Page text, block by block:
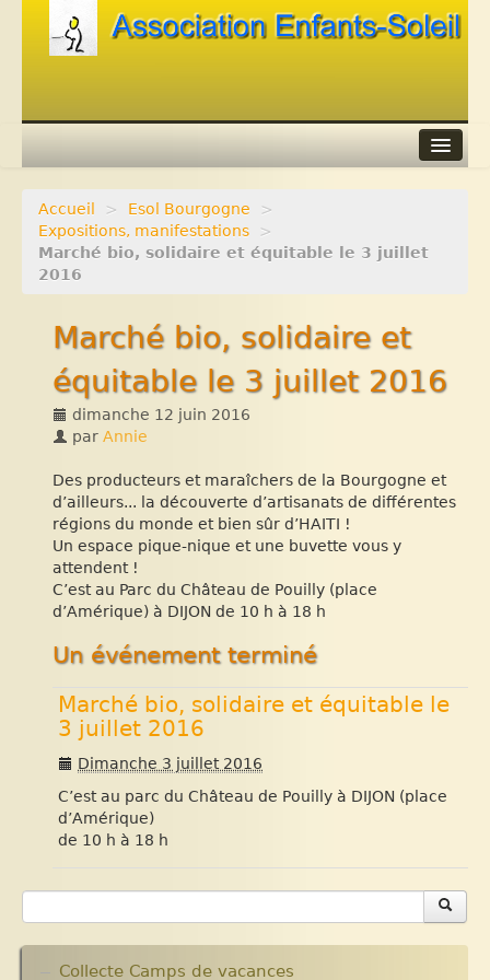
Agenda
Adhérer
Accueil > Esol Bourgogne
>
Expositions, manifestations
>
Marché bio, solidaire et équitable le 3 juillet
2016
Marché bio, solidaire et
équitable le 3 juillet 2016
dimanche 12 juin 2016
par Annie
Des producteurs et maraîchers de la Bourgogne et
d’ailleurs... la découverte d’artisanats de différentes
régions du monde et bien sûr d’HAITI !
Un espace pique-nique et une buvette vous y
attendent !
C’est au Parc du Château de Pouilly (place
d’Amérique) à DIJON de 10 h à 18 h
Un événement terminé
Marché bio, solidaire et équitable le
3 juillet 2016
Dimanche 3 juillet 2016
C’est au parc du Château de Pouilly à DIJON (place
d’Amérique)
de 10 h à 18 h
Collecte Camps de vacances